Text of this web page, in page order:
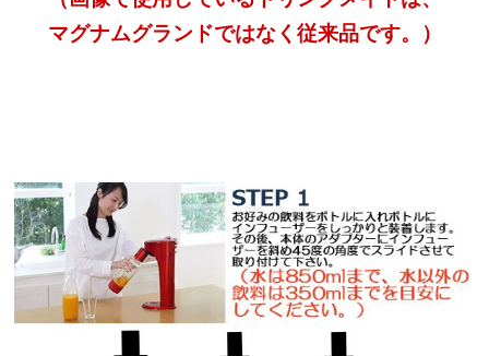
マグナムグランドではなく従来品です。）